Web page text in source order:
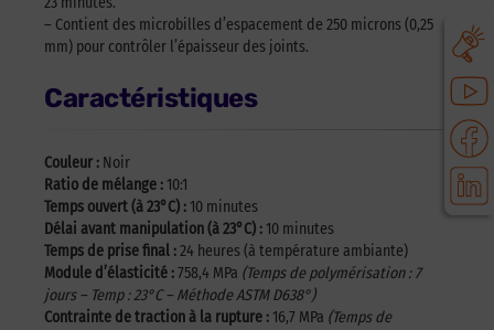
– Contient des microbilles d’espacement de 250 microns (0,25
mm) pour contrôler l’épaisseur des joints.
Caractéristiques
Couleur : Noir
Ratio de mélange : 10:1
Temps ouvert (à 23°C) : 10 minutes
Délai avant manipulation (à 23°C) : 10 minutes
Temps de prise final :24 heures (à température ambiante)
Module d’élasticité :758,4 MPa (Temps de polymérisation : 7
jours – Temp : 23°C – Méthode ASTM D638°)
Contrainte de traction à la rupture : 16,7 MPa (Temps de